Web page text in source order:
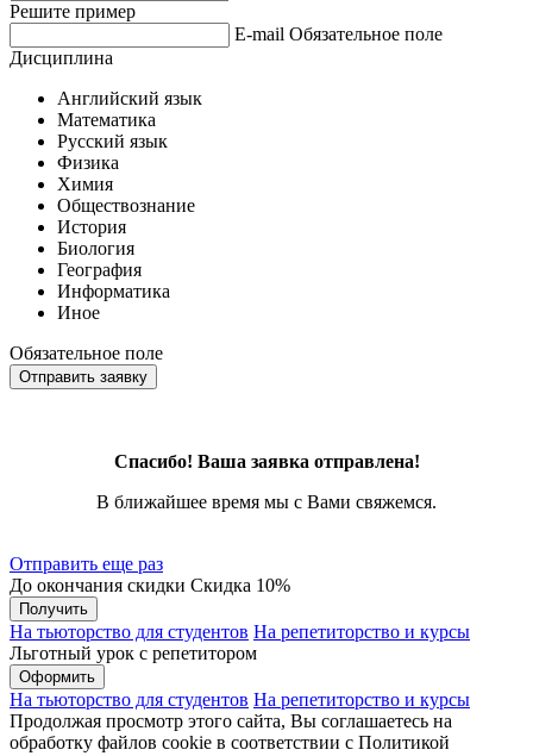
Решите пример
E-mail Обязательное поле
Дисциплина
Английский язык
Математика
Русский язык
Физика
Химия
Обществознание
История
Биология
География
Информатика
Иное
Обязательное поле
Отправить заявку
Спасибо! Ваша заявка отправлена!
В ближайшее время мы с Вами свяжемся.
Отправить еще раз
До окончания скидки Скидка 10%
Получить
На тьюторство для студентов На репетиторство и курсы
Льготный урок с репетитором
Оформить
На тьюторство для студентов На репетиторство и курсы
Продолжая просмотр этого сайта, Вы соглашаетесь на
обработку файлов cookie в соответствии с Политикой